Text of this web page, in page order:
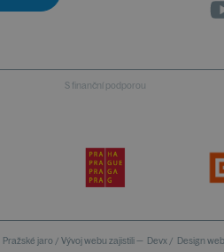
S finanční podporou
Pražské jaro / Vývoj webu zajistili — Devx / Design